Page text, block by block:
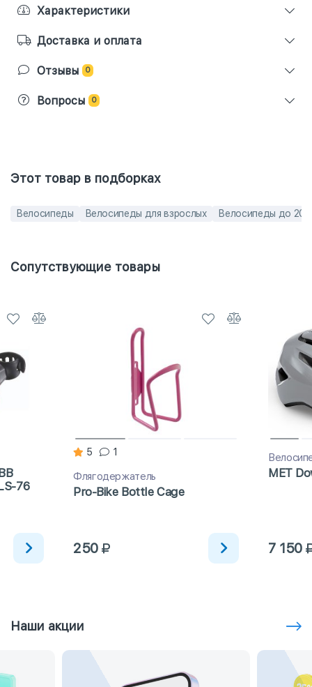
Характеристики
Доставка и оплата
Отзывы 0
Вопросы 0
Этот товар в подборках
Велосипеды Велосипеды для взрослых Велосипеды до
Сопутствующие товары
76
5 1
Флягодержатель
Pro-Bike Bottle Сage
250
MET
7 150
Наши акции